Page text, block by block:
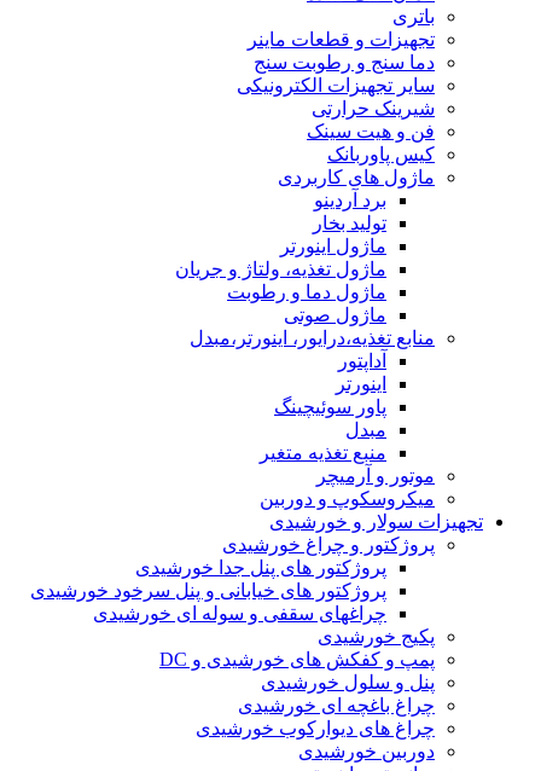
باتری
تجهیزات و قطعات ماینر
دما سنج و رطوبت سنج
سایر تجهیزات الکترونیکی
شیرینک حرارتی
فن و هیت سینک
کیس پاوربانک
ماژول های کاربردی
برد آردینو
تولید بخار
ماژول اینورتر
ماژول تغذیه، ولتاژ و جریان
ماژول دما و رطوبت
ماژول صوتی
منابع تغذیه،درایور، اینورتر،مبدل
آداپتور
اینورتر
پاور سوئیچینگ
مبدل
منبع تغذیه متغیر
موتور و آرمیچر
میکروسکوپ و دوربین
تجهیزات سولار و خورشیدی
پروژکتور و چراغ خورشیدی
پروژکتور های پنل جدا خورشیدی
پروژکتور های خیابانی و پنل سرخود خورشیدی
چراغهای سقفی و سوله ای خورشیدی
پکیج خورشیدی
پمپ و کفکش های خورشیدی و DC
پنل و سلول خورشیدی
چراغ باغچه ای خورشیدی
چراغ های دیوارکوب خورشیدی
دوربین خورشیدی